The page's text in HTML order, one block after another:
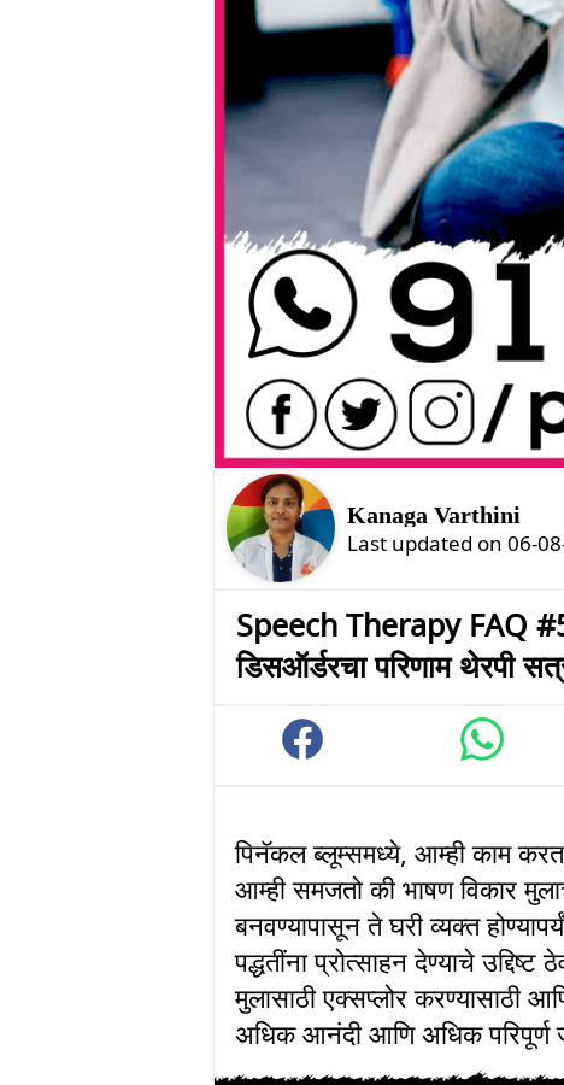
Kanaga Varthini
Last updated on 06-
Speech Therapy FAQ
डिसऑर्डरचा परिणाम थेरपी
पिनॅकल ब्लूम्समध्ये, आम्ही काम
आम्ही समजतो की भाषण विकार
बनवण्यापासून ते घरी व्यक्त
पद्धतींना प्रोत्साहन देण्याचे
मुलासाठी एक्सप्लोर करण्यासाठी